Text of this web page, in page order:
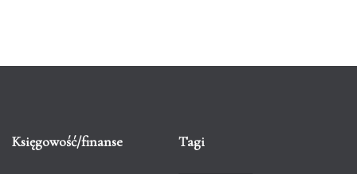
Księgowość/finanse Tagi